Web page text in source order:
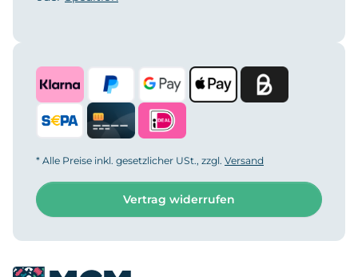
* Alle Preise inkl. gesetzlicher USt., zzgl. Versand
Vertrag widerrufen